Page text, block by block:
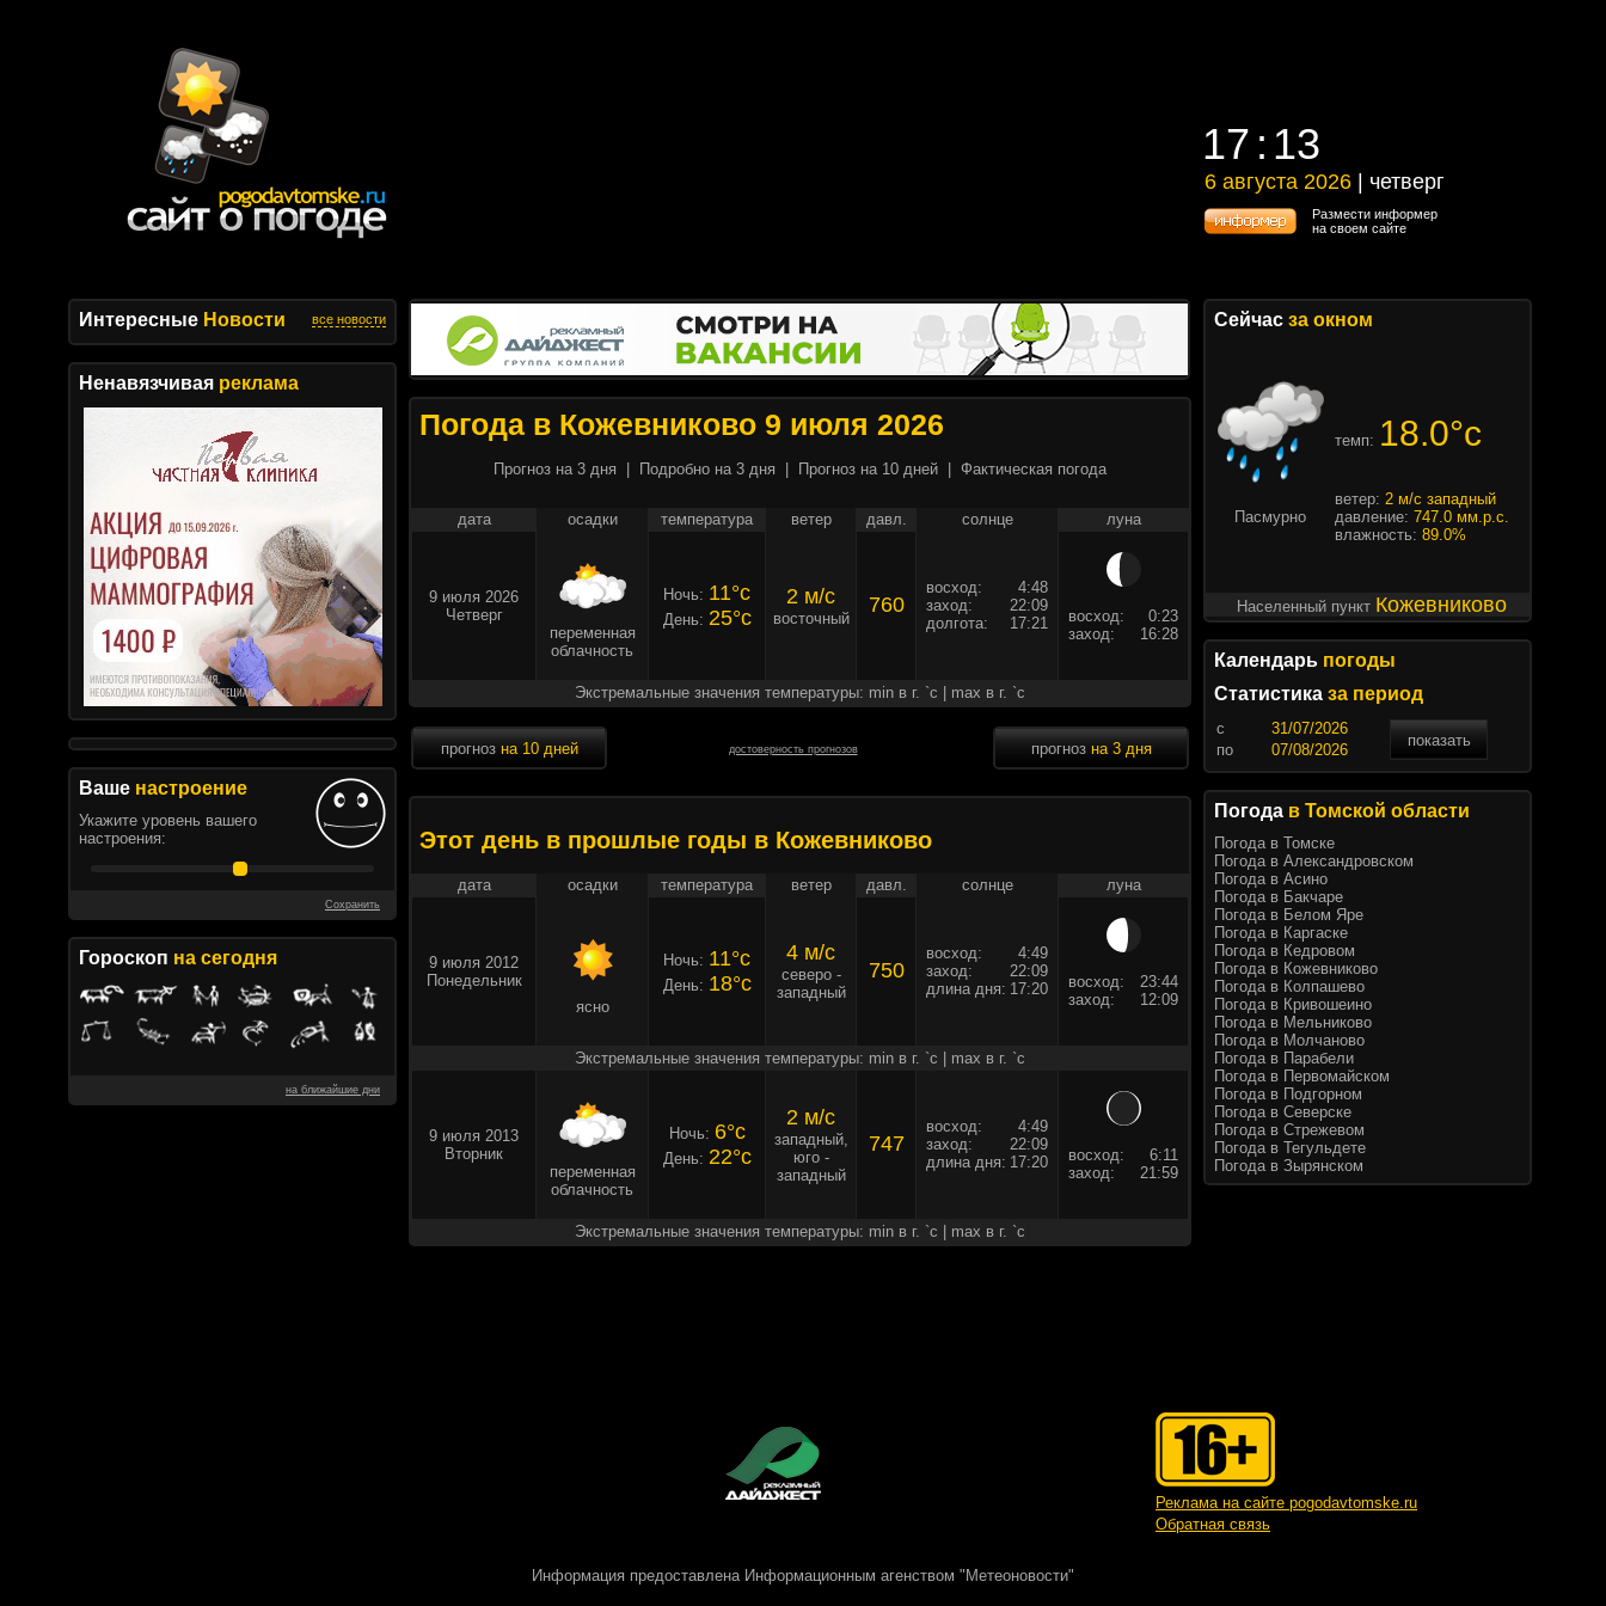
17 : 13
17 : 13
6 августа 2026 | четверг
6 августа 2026 | четверг
Размести информер
на своем сайте
Интересные Новости все новости
Ненавязчивая реклама
Ваше настроение
Укажите уровень вашего
настроения:
Сохранить
Гороскоп на сегодня
на ближайшие дни
Погода в Кожевниково 9 июля 2026
Прогноз на 3 дня Подробно на 3 дня Прогноз на 10 дней Фактическая погода
дата осадки температура ветер давл. солнце луна
9 июля 2026
Четверг
переменная
облачность
Ночь: 11°c
День: 25°c
2 м/c
восточный
760
восход:
4:48
заход:
22:09
долгота:
17:21 восход:
0:23
заход:
16:28
Экстремальные значения температуры: min в г. `c | max в г. `c
прогноз на 10 дней достоверность прогнозов прогноз на 3 дня
Этот день в прошлые годы в Кожевниково
дата осадки температура ветер давл. солнце луна
9 июля 2012
Понедельник
ясно
Ночь: 11°c
День: 18°c
4 м/c
северо -
западный
750
восход:
4:49
заход:
22:09
длина дня: 17:20 восход:
23:44
заход:
12:09
Экстремальные значения температуры: min в г. `c | max в г. `c
9 июля 2013
Вторник
переменная
облачность
Ночь: 6°c
День: 22°c
2 м/c
западный,
юго -
западный
747
восход:
4:49
заход:
22:09
длина дня: 17:20 восход:
6:11
заход:
21:59
Экстремальные значения температуры: min в г. `c | max в г. `c
Сейчас за окном
темп: 18.0°c
Пасмурно
ветер: 2 м/с западный
давление: 747.0 мм.р.с.
влажность: 89.0%
Населенный пункт Кожевниково
Календарь погоды
Статистика за период
c
показать
по
Погода в Томской области
Погода в Томске
Погода в Александровском
Погода в Асино
Погода в Бакчаре
Погода в Белом Яре
Погода в Каргаске
Погода в Кедровом
Погода в Кожевниково
Погода в Колпашево
Погода в Кривошеино
Погода в Мельниково
Погода в Молчаново
Погода в Парабели
Погода в Первомайском
Погода в Подгорном
Погода в Северске
Погода в Стрежевом
Погода в Тегульдете
Погода в Зырянском
Реклама на сайте pogodavtomske.ru
Обратная связь
Информация предоставлена Информационным агенством "Метеоновости"